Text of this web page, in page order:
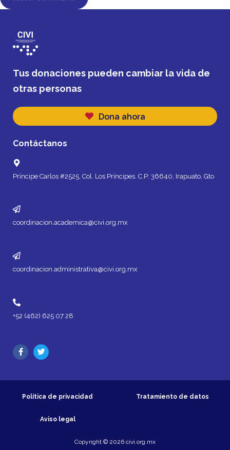
Tus donaciones pueden cambiar la vida de
otras personas
Dona ahora
Contáctanos
Príncipe Carlos #2525, Col. Los Príncipes. C.P: 36640, Irapuato, Gto
coordinacion.academica@civi.org.mx
coordinacion.administrativa@civi.org.mx
+52 (462) 625 07 28
Política de privacidad Tratamiento de datos
Aviso legal
Copyright © 2026 civi.org.mx